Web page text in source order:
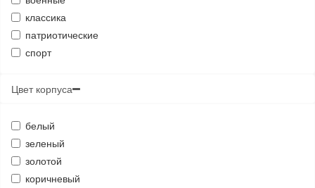
классика
патриотические
спорт
Цвет корпуса
белый
зеленый
золотой
коричневый